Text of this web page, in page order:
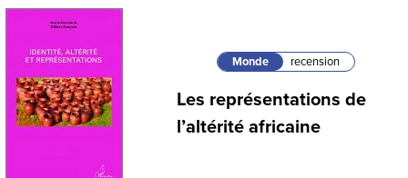
Monde recension
Les représentations de
l’altérité africaine